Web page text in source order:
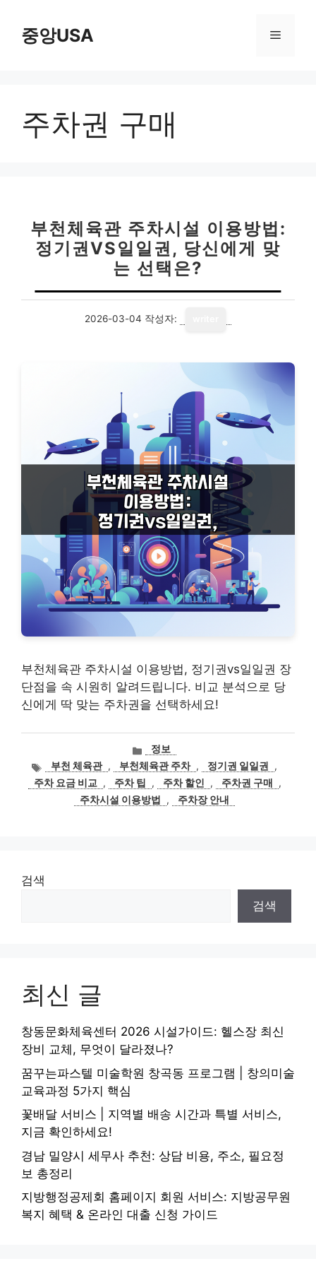
중앙USA 메
주차권 구매
부천체육관 주차시설 이용방법:
정기권VS일일권, 당신에게 맞
는 선택은?
2026-03-04 작성자:
부천체육관 주차시설 이용방법, 정기권vs일일권 장
단점을 속 시원히 알려드립니다. 비교 분석으로 당
신에게 딱 맞는 주차권을 선택하세요!
카
테
고
리
정보
태
그
부천 체육관 , 부천체육관 주차 , 정기권 일일권
,
주차 요금 비교
, 주차 팁 , 주차 할인 , 주차권 구매
,
주차시설 이용방법
, 주차장 안내
검색
검색
최신 글
창동문화체육센터 2026 시설가이드: 헬스장 최신
장비 교체, 무엇이 달라졌나?
꿈꾸는파스텔 미술학원 창곡동 프로그램 | 창의미술
교육과정 5가지 핵심
꽃배달 서비스 | 지역별 배송 시간과 특별 서비스,
지금 확인하세요!
경남 밀양시 세무사 추천: 상담 비용, 주소, 필요정
보 총정리
지방행정공제회 홈페이지 회원 서비스: 지방공무원
복지 혜택 & 온라인 대출 신청 가이드